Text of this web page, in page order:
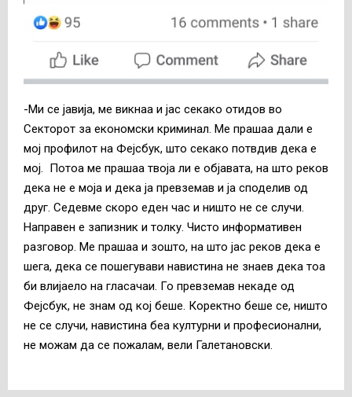
-Ми се јавија, ме викнаа и јас секако отидов во
Секторот за економски криминал. Ме прашаа дали е
мој профилот на Фејсбук, што секако потвдив дека е
мој. Потоа ме прашаа твоја ли е објавата, на што реков
дека не е моја и дека ја превземав и ја споделив од
друг. Седевме скоро еден час и ништо не се случи.
Направен е запизник и толку. Чисто информативен
разговор. Ме прашаа и зошто, на што јас реков дека е
шега, дека се пошегувави навистина не знаев дека тоа
би влијаело на гласачаи. Го превземав некаде од
Фејсбук, не знам од кој беше. Коректно беше се, ништо
не се случи, навистина беа културни и професионални,
не можам да се пожалам, вели Галетановски.